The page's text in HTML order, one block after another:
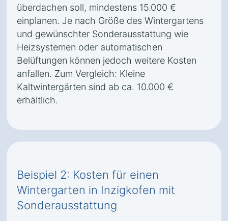
überdachen soll, mindestens 15.000 €
einplanen. Je nach Größe des Wintergartens
und gewünschter Sonderausstattung wie
Heizsystemen oder automatischen
Belüftungen können jedoch weitere Kosten
anfallen. Zum Vergleich: Kleine
Kaltwintergärten sind ab ca. 10.000 €
erhältlich.
Beispiel 2: Kosten für einen
Wintergarten in Inzigkofen mit
Sonderausstattung